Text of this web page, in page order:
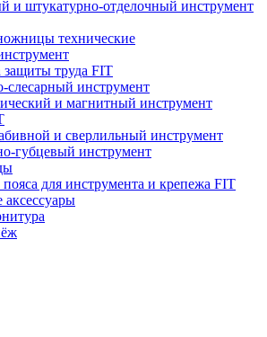
и штукатурно-отделочный инструмент
технические
защиты труда FIT
слесарный инструмент
и магнитный инструмент
и сверлильный инструмент
губцевый инструмент
для инструмента и крепежа FIT